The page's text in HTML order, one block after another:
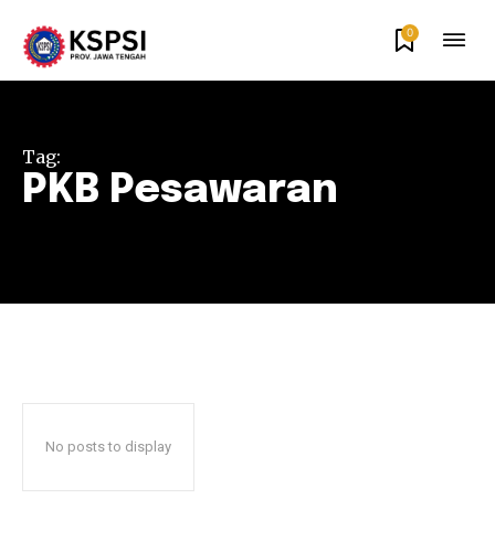
0
Tag:
PKB Pesawaran
No posts to display